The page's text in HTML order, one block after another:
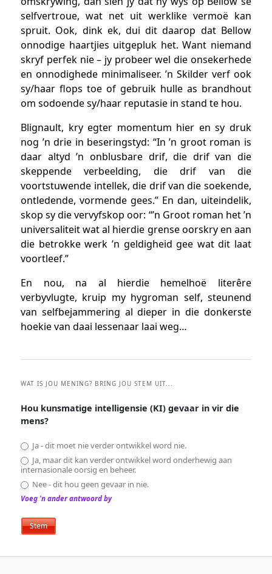
selfvertroue, wat net uit werklike vermoë kan
spruit. Ook, dink ek, dui dit daarop dat Bellow
onnodige haartjies uitgepluk het. Want niemand
skryf perfek nie – jy probeer wel die onsekerhede
en onnodighede minimaliseer. ’n Skilder verf ook
sy/haar flops toe of gebruik hulle as brandhout
om sodoende sy/haar reputasie in stand te hou.
Blignault, kry egter momentum hier en sy druk
nog ’n drie in beseringstyd: “In ’n groot roman is
daar altyd ’n onblusbare drif, die drif van die
skeppende verbeelding, die drif van die
voortstuwende intellek, die drif van die soekende,
ontledende, vormende gees.” En dan, uiteindelik,
skop sy die vervyfskop oor: “’n Groot roman het ’n
universaliteit wat al hierdie grense oorskry en aan
die betrokke werk ’n geldigheid gee wat dit laat
voortleef.”
En nou, na al hierdie hemelhoë literêre
verbyvlugte, kruip my hygroman self, steunend
van selfbejammering al dieper in die donkerste
hoekie van daai lessenaar laai weg…
WAT IS JOU MENING? BRING JOU STEM UIT...
Hou kunsmatige intelligensie (KI) gevaar in vir die
mens?
Ja - dit moet nie verder ontwikkel word nie.
Ja, maar dit kan verder ontwikkel word onderhewig aan
internasionale oorsig en beheer.
Nee - dit hou geen gevaar in nie.
Voeg 'n ander antwoord by